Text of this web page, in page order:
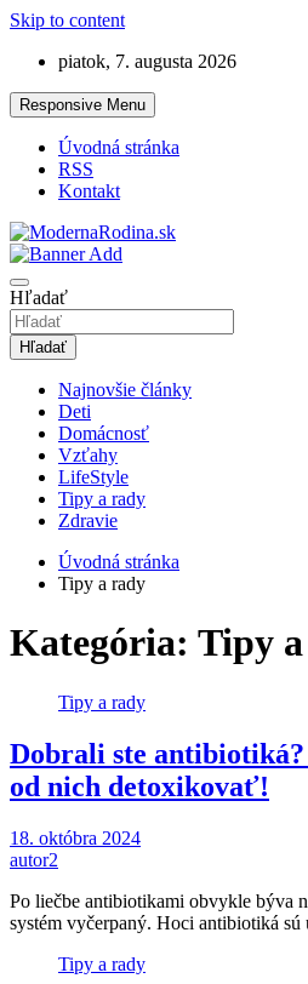
Skip to content
piatok, 7. augusta 2026
Responsive Menu
Úvodná stránka
RSS
Kontakt
ModernaRodina.sk
Hľadať
Hľadať
Najnovšie články
Deti
Domácnosť
Vzťahy
LifeStyle
Tipy a rady
Zdravie
Úvodná stránka
Tipy a rady
Kategória: Tipy
Tipy a rady
Dobrali ste antibiotiká?
od nich detoxikovať!
18. októbra 2024
autor2
Po liečbe antibiotikami obvykle býva
systém vyčerpaný. Hoci antibiotiká
Tipy a rady